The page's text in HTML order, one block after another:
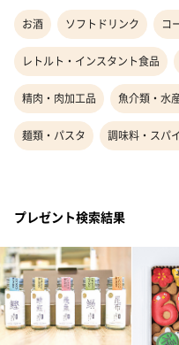
お酒 ソフトドリンク コ
レトルト・インスタント食品
精肉・肉加工品 魚介類・水
麺類・パスタ 調味料・スパ
プレゼント検索結果